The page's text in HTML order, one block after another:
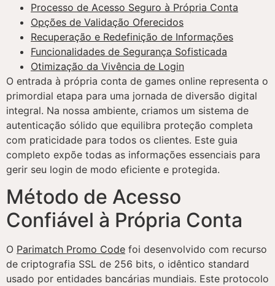
Processo de Acesso Seguro à Própria Conta
Opções de Validação Oferecidos
Recuperação e Redefinição de Informações
Funcionalidades de Segurança Sofisticada
Otimização da Vivência de Login
O entrada à própria conta de games online representa o
primordial etapa para uma jornada de diversão digital
integral. Na nossa ambiente, criamos um sistema de
autenticação sólido que equilibra proteção completa
com praticidade para todos os clientes. Este guia
completo expõe todas as informações essenciais para
gerir seu login de modo eficiente e protegida.
Método de Acesso
Confiável à Própria Conta
O Parimatch Promo Code foi desenvolvido com recurso
de criptografia SSL de 256 bits, o idêntico standard
usado por entidades bancárias mundiais. Este protocolo